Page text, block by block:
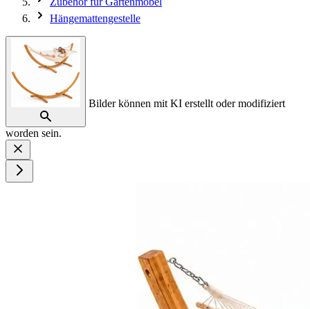
Hängemattengestelle
Bilder können mit KI erstellt oder modifiziert
worden sein.